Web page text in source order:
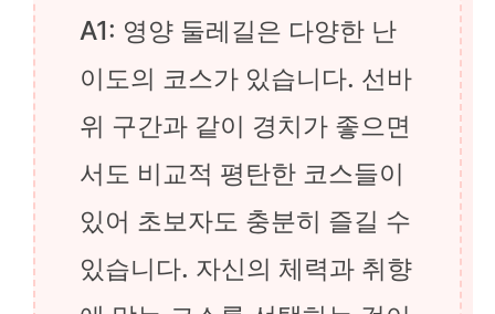
A1: 영양 둘레길은 다양한 난
이도의 코스가 있습니다. 선바
위 구간과 같이 경치가 좋으면
서도 비교적 평탄한 코스들이
있어 초보자도 충분히 즐길 수
있습니다. 자신의 체력과 취향